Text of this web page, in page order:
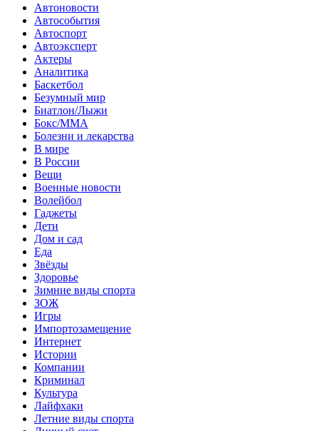
Автоновости
Автособытия
Автоспорт
Автоэксперт
Актеры
Аналитика
Баскетбол
Безумный мир
Биатлон/Лыжи
Бокс/MMA
Болезни и лекарства
В мире
В России
Вещи
Военные новости
Волейбол
Гаджеты
Дети
Дом и сад
Еда
Звёзды
Здоровье
Зимние виды спорта
ЗОЖ
Игры
Импортозамещение
Интернет
Истории
Компании
Криминал
Культура
Лайфхаки
Летние виды спорта